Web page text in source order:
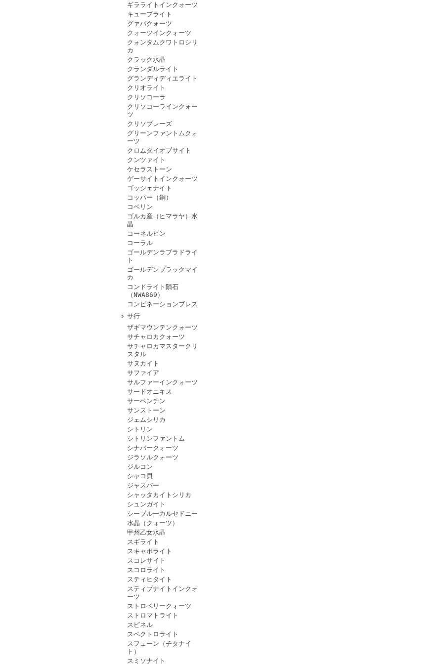
ギラライトインクォーツ
キュープライト
グァバクォーツ
クォーツインクォーツ
クォンタムクワトロシリ
カ
クラック水晶
クランダルライト
グランディディエライト
クリオライト
クリソコーラ
クリソコーラインクォー
ツ
クリソプレーズ
グリーンファントムクォ
ーツ
クロムダイオプサイト
クンツァイト
ケセラストーン
ゲーサイトインクォーツ
ゴッシェナイト
コッパー（銅）
コベリン
ゴルカ産（ヒマラヤ）水
晶
コーネルピン
コーラル
ゴールデンラブラドライ
ト
ゴールデンブラックマイ
カ
コンドライト隕石
（NWA869）
コンビネーションブレス
サ行
ザギマウンテンクォーツ
サチャロカクォーツ
サチャロカマスタークリ
スタル
サヌカイト
サファイア
サルファーインクォーツ
サードオニキス
サーペンチン
サンストーン
ジェムシリカ
シトリン
シトリンファントム
シナバークォーツ
ジラソルクォーツ
ジルコン
シャコ貝
ジャスパー
シャッタカイトシリカ
シュンガイト
シーブルーカルセドニー
水晶（クォーツ）
甲州乙女水晶
スギライト
スキャポライト
スコレサイト
スコロライト
スティヒタイト
スティブナイトインクォ
ーツ
ストロベリークォーツ
ストロマトライト
スピネル
スペクトロライト
スフェーン（チタナイ
ト）
スミソナイト